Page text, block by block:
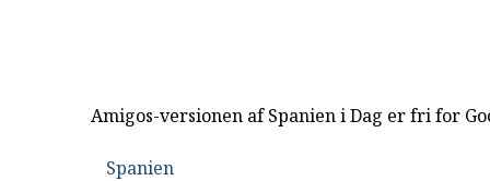
Amigos-versionen af Spanien i Dag er fri for
Spanien